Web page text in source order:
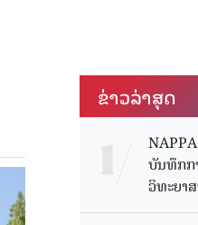
ຂ່າວ​ລ່າ​ສຸດ
ບັນທຶກກ
ວິທະຍາ